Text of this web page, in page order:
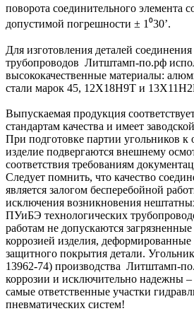
поворота соединительного элемента
допустимой погрешности ± 1⁰30’.
Для изготовления деталей соединения
трубопроводов Литштамп-по.рф
высококачественные материалы:
стали марок 45, 12Х18Н9Т и
Выпускаемая продукция
стандартам качества и имеет
При подготовке партии угольников к
изделие подвергаются внешнему
соответствия требованиям
Следует помнить, что качество
является залогом бесперебойной
исключения возникновения
ПУиБЭ технологических
работам не допускаются
коррозией изделия,
защитного покрытия детали.
13962-74) производства Литштамп-
коррозии и исключительно надежны
самые ответственные участки
пневматических систем!